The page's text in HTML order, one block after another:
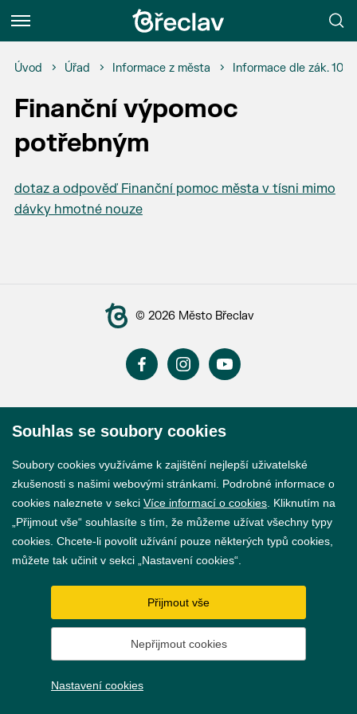
Menu
Úvod Úřad Informace z města Informace dle zák.
Finanční výpomoc
potřebným
dotaz a odpověď Finanční pomoc města v tísni mimo
dávky hmotné nouze
© 2026 Město Břeclav
Nastavení cookies
Vytvořil webProgress
Souhlas se soubory cookies
Soubory cookies využíváme k zajištění nejlepší uživatelské
zkušenosti s našimi webovými stránkami. Podrobné informace o
cookies naleznete v sekci Více informací o cookies . Kliknutím na
„Přijmout vše“ souhlasíte s tím, že můžeme užívat všechny typy
cookies. Chcete-li povolit užívání pouze některých typů cookies,
můžete tak učinit v sekci „Nastavení cookies“.
Přijmout vše
Nepřijmout cookies
Nastavení cookies